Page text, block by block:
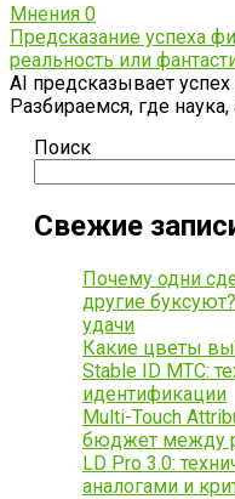
Мнения 0
Предсказание успеха
реальность или
AI предсказывает
Разбираемся, где
Поиск
Свежие
Почему одни
другие
удачи
Какие цветы
Stable ID МТС:
идентификации
Multi-Touch
бюджет между
LD Pro 3.0:
аналогами и